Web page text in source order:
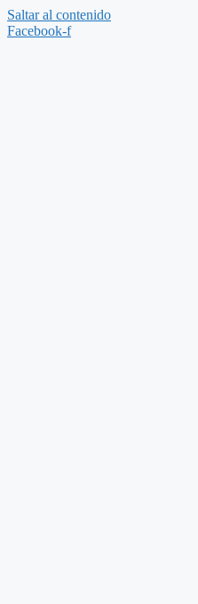
Saltar al contenido
Facebook-f